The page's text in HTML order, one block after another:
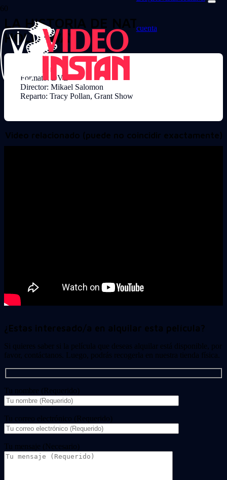
cuenta
LA HISTORIA DE NATALEE
HOLLOWAY
Formato: DVD
Director: Mikael Salomon
Reparto: Tracy Pollan, Grant Show
Video relacionado (puede no coincidir exactamente)
¿Estas interesado/a en alquilar esta película?
Si quieres saber si la película que deseas alquilar está disponible, por
favor, contáctanos. Luego, podrás recogerla en nuestra tienda física.
Tu nombre (Requerido)
Tu correo electrónico (Requerido)
Tu mensaje (Necesario)